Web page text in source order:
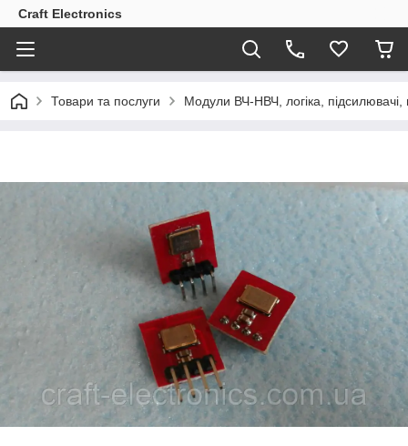
Craft Electronics
Товари та послуги Модули ВЧ-НВЧ, логіка, підсилювачі,